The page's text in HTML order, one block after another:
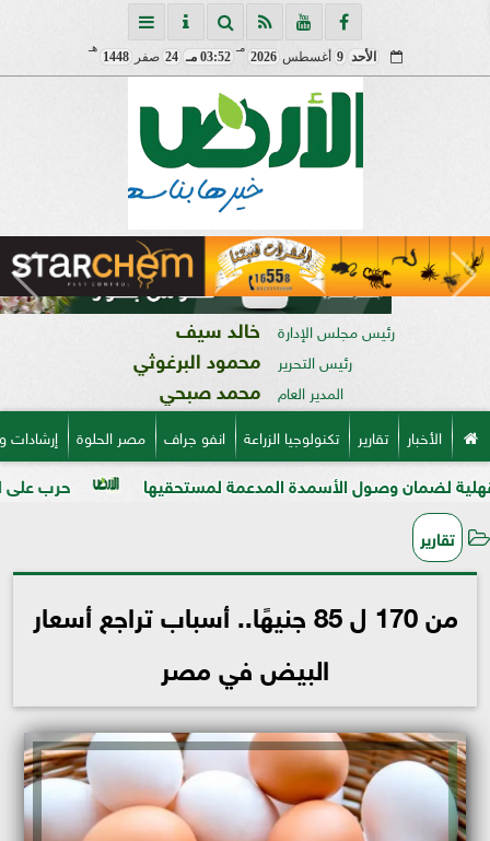
الأحد 9 أغسطس2026
مـ
03:52 مـ 24 صفر1448
هـ
رئيس مجلس الإدارة خالد سيف
رئيس التحرير محمود البرغوثي
المدير العام محمد صبحي
الأخبار تقارير تكنولوجيا الزراعة انفو جراف مصر الحلوة
حرب على السوق وصول الأسمدة المدعمة لمستحقيها
تقارير
من 170 ل 85 جنيهًا.. أسباب تراجع أسعار
البيض في مصر